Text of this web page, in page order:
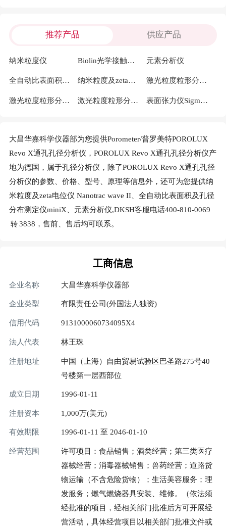
推荐产品 供应产品
纳米粒度仪 Biolin光学接触角测量仪(水滴角测量仪)Theta Flex 元素分析仪
全自动比表面积及孔径分布测定仪miniX 纳米粒度及zeta电位仪 Nanotrac wave II 激光粒度粒形分析仪SYNC PRO
激光粒度粒形分析仪SYNC PLUS 激光粒度粒形分析仪SYNC GO 表面张力仪Sigma Base
大昌华嘉科学仪器部为您提供Porometer/普罗美特POROLUX
Revo X通孔孔径分析仪，POROLUX Revo X通孔孔径分析仪产
地为德国，属于孔径分析仪，除了POROLUX Revo X通孔孔径
分析仪的参数、价格、型号、原理等信息外，还可为您提供纳
米粒度及zeta电位仪 Nanotrac wave II、全自动比表面积及孔径
分布测定仪miniX、元素分析仪,DKSH客服电话400-810-0069
转 3838，售前、售后均可联系。
工商信息
企业名称 大昌华嘉科学仪器部
企业类型 有限责任公司(外国法人独资)
信用代码 9131000060734095X4
法人代表 林王珠
注册地址
中国（上海）自由贸易试验区巴圣路275号40
号楼第一层西部位
成立日期 1996-01-11
注册资本 1,000万(美元)
有效期限 1996-01-11 至 2046-01-10
经营范围
许可项目：食品销售；酒类经营；第三类医疗
器械经营；消毒器械销售；兽药经营；道路货
物运输（不含危险货物）；生活美容服务；理
发服务；燃气燃烧器具安装、维修。（依法须
经批准的项目，经相关部门批准后方可开展经
营活动，具体经营项目以相关部门批准文件或